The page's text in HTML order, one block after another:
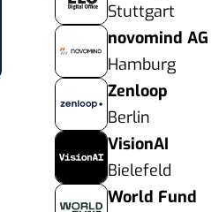
Stuttgart
novomind AG
Hamburg
Zenloop
Berlin
VisionAI
Bielefeld
World Fund